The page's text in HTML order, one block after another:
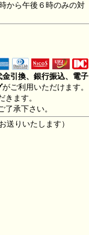
から午後６時のみの対
引換、銀行振込、電子
がご利用いただけます。
ます。
承下さい。
送りいたします）